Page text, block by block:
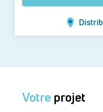
Votre projet